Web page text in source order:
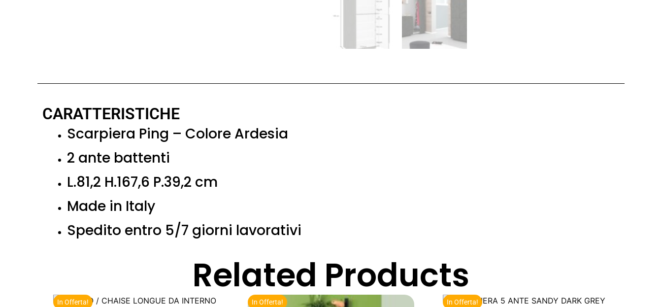
CARATTERISTICHE
Scarpiera Ping – Colore Ardesia
2 ante battenti
L.81,2 H.167,6 P.39,2 cm
Made in Italy
Spedito entro 5/7 giorni lavorativi
Related Products
In Offerta! In Offerta! In Offerta!